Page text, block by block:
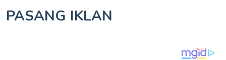
PASANG IKLAN